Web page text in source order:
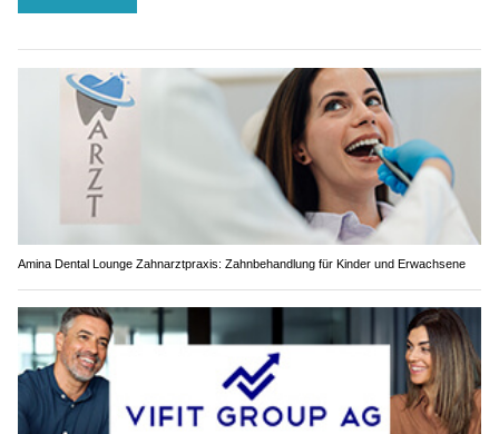
Amina Dental Lounge Zahnarztpraxis: Zahnbehandlung für Kinder und Erwachsene